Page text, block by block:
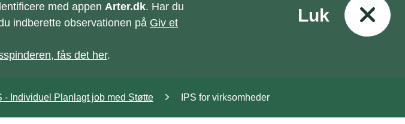
med appen Arter.dk. Har du
indberette observationen på Giv et
fås det her.
Luk
- Individuel Planlagt job med Støtte IPS for virksomheder